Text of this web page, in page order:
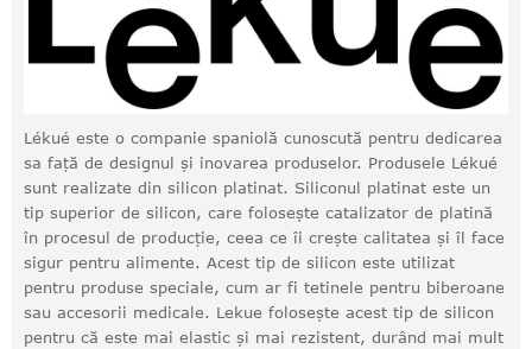
Lékué este o companie spaniolă cunoscută pentru dedicarea
sa față de designul și inovarea produselor. Produsele Lékué
sunt realizate din silicon platinat. Siliconul platinat este un
tip superior de silicon, care folosește catalizator de platină
în procesul de producție, ceea ce îi crește calitatea și îl face
sigur pentru alimente. Acest tip de silicon este utilizat
pentru produse speciale, cum ar fi tetinele pentru biberoane
sau accesorii medicale. Lekue folosește acest tip de silicon
pentru că este mai elastic și mai rezistent, durând mai mult